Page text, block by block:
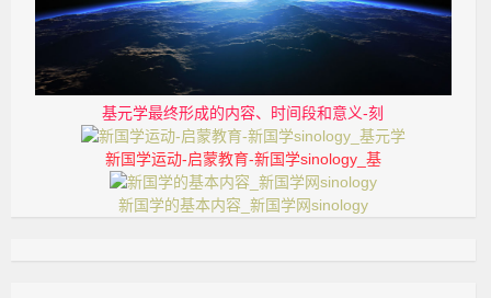
基元学最终形成的内容、时间段和意义-刻
新国学运动-启蒙教育-新国学sinology_基
新国学的基本内容_新国学网sinology